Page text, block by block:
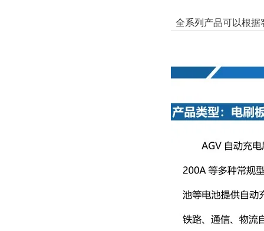
全系列产品可以根据